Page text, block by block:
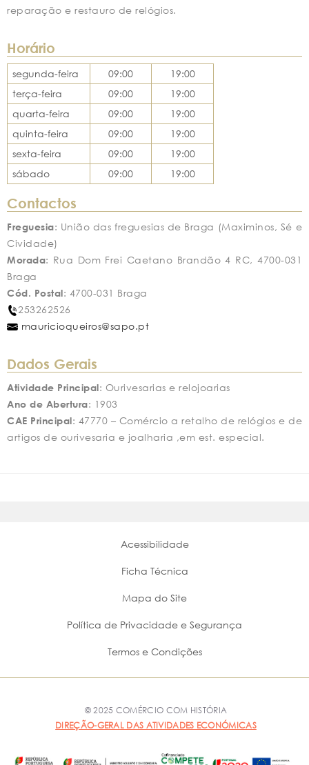
reparação e restauro de relógios.
Horário
segunda-feira 09:00
19:00
terça-feira
09:00
19:00
quarta-feira
09:00
19:00
quinta-feira
09:00
19:00
sexta-feira
09:00
19:00
sábado
09:00 19:00
Contactos
Freguesia: União das freguesias de Braga (Maximinos, Sé e
Cividade)
Morada: Rua Dom Frei Caetano Brandão 4 RC, 4700-031
Braga
Cód. Postal: 4700-031 Braga
253262526
mauricioqueiros@sapo.pt
Dados Gerais
Atividade Principal: Ourivesarias e relojoarias
Ano de Abertura: 1903
CAE Principal: 47770 – Comércio a retalho de relógios e de
artigos de ourivesaria e joalharia ,em est. especial.
Acessibilidade
Ficha Técnica
Mapa do Site
Política de Privacidade e Segurança
Termos e Condições
© 2025 COMÉRCIO COM HISTÓRIA
DIREÇÃO-GERAL DAS ATIVIDADES ECONÓMICAS